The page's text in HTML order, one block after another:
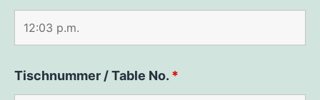
Tischnummer / Table No. *